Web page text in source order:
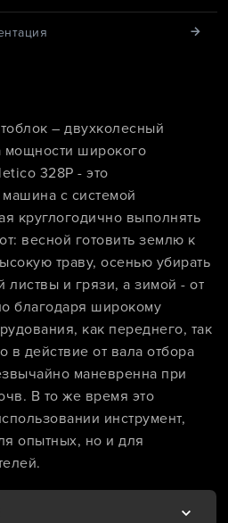
– двухколесный
мощности широкого
328P - это
с системой
круглогодично выполнять
весной готовить землю к
траву, осенью убирать
листвы и грязи, а зимой - от
благодаря широкому
как переднего, так
в действие от вала отбора
маневренна при
В то же время это
инструмент,
опытных, но и для